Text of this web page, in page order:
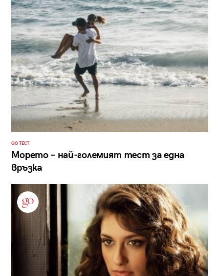
GO ТЕСТ
Морето – най-големият тест за една
връзка